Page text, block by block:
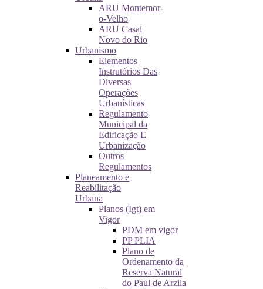
ARU Montemor-
o-Velho
ARU Casal
Novo do Rio
Urbanismo
Elementos
Instrutórios Das
Diversas
Operações
Urbanísticas
Regulamento
Municipal da
Edificação E
Urbanização
Outros
Regulamentos
Planeamento e
Reabilitação
Urbana
Planos (Igt) em
Vigor
PDM em vigor
PP PLIA
Plano de
Ordenamento da
Reserva Natural
do Paul de Arzila